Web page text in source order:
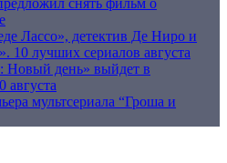
снять фильм о
Лассо», детектив Де Ниро и
10 лучших сериалов августа
Новый день» выйдет в
августа
мультсериала “Гроша и